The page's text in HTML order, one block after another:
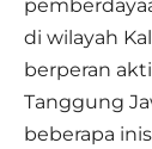
di wilayah
berperan
Tanggung
beberapa